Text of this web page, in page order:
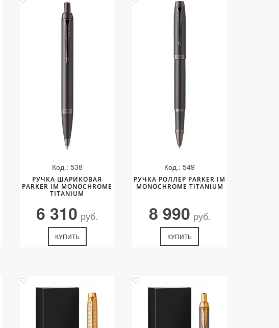
Код.: 538
РУЧКА ШАРИКОВАЯ
PARKER IM MONOCHROME
TITANIUM
6 310 руб.
КУПИТЬ
Код.: 549
РУЧКА РОЛЛЕР PARKER IM
MONOCHROME TITANIUM
8 990 руб.
КУПИТЬ